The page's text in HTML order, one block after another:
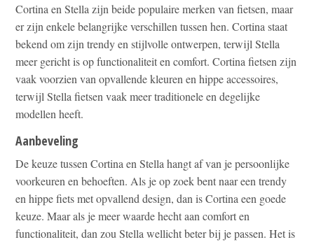
Cortina en Stella zijn beide populaire merken van fietsen, maar
er zijn enkele belangrijke verschillen tussen hen. Cortina staat
bekend om zijn trendy en stijlvolle ontwerpen, terwijl Stella
meer gericht is op functionaliteit en comfort. Cortina fietsen zijn
vaak voorzien van opvallende kleuren en hippe accessoires,
terwijl Stella fietsen vaak meer traditionele en degelijke
modellen heeft.
Aanbeveling
De keuze tussen Cortina en Stella hangt af van je persoonlijke
voorkeuren en behoeften. Als je op zoek bent naar een trendy
en hippe fiets met opvallend design, dan is Cortina een goede
keuze. Maar als je meer waarde hecht aan comfort en
functionaliteit, dan zou Stella wellicht beter bij je passen. Het is